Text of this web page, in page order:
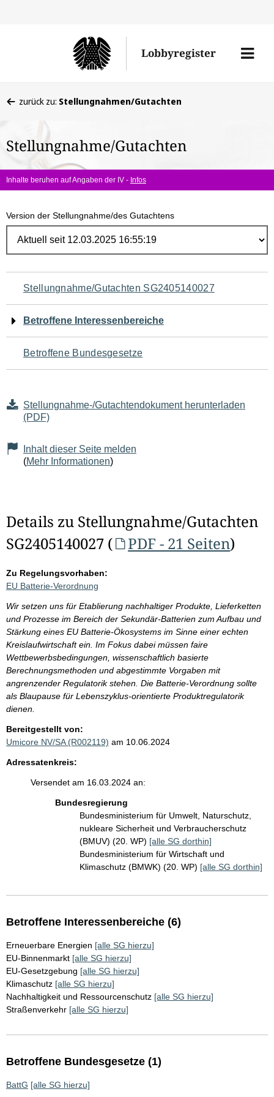
Lobbyregister
Menü
befinden
hier:
zurück zu: Stellungnahmen/Gutachten
Stellungnahme/Gutachten
Inhalte beruhen auf Angaben der IV - Infos
Version der Stellungnahme/des Gutachtens
Navigation
für
den
Seiteninhalt
Stellungnahme/Gutachten SG2405140027
Betroffene Interessenbereiche
Betroffene Bundesgesetze
Stellungnahme-/Gutachtendokument herunterladen
(PDF)
Inhalt dieser Seite melden
(Mehr Informationen)
Details zu Stellungnahme/Gutachten
SG2405140027 (
PDF - 21 Seiten)
Zu Regelungsvorhaben:
EU Batterie-Verordnung
Wir setzen uns für Etablierung nachhaltiger Produkte, Lieferketten
und Prozesse im Bereich der Sekundär-Batterien zum Aufbau und
Stärkung eines EU Batterie-Ökosystems im Sinne einer echten
Kreislaufwirtschaft ein. Im Fokus dabei müssen faire
Wettbewerbsbedingungen, wissenschaftlich basierte
Berechnungsmethoden und abgestimmte Vorgaben mit
angrenzender Regulatorik stehen. Die Batterie-Verordnung sollte
als Blaupause für Lebenszyklus-orientierte Produktregulatorik
dienen.
Bereitgestellt von:
Umicore NV/SA (R002119) am 10.06.2024
Adressatenkreis:
Versendet am 16.03.2024 an:
Bundesregierung
Bundesministerium für Umwelt, Naturschutz,
nukleare Sicherheit und Verbraucherschutz
(BMUV) (20. WP) [alle SG dorthin]
Bundesministerium für Wirtschaft und
Klimaschutz (BMWK) (20. WP) [alle SG dorthin]
Betroffene Interessenbereiche (6)
Erneuerbare Energien [alle SG hierzu]
EU-Binnenmarkt [alle SG hierzu]
EU-Gesetzgebung [alle SG hierzu]
Klimaschutz [alle SG hierzu]
Nachhaltigkeit und Ressourcenschutz [alle SG hierzu]
Straßenverkehr [alle SG hierzu]
Betroffene Bundesgesetze (1)
BattG [alle SG hierzu]